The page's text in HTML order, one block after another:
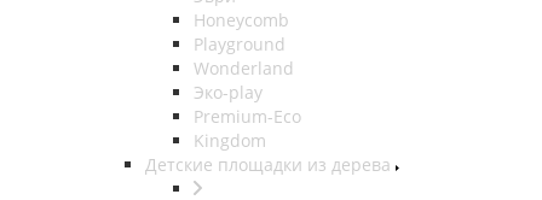
Honeycomb
Playground
Wonderland
Эко-play
Premium-Eco
Kingdom
Детские площадки из дерева